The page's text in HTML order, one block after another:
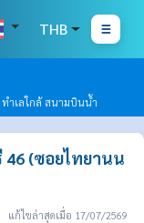
THB
ำเลใกล้ สนามบินน้ำ
46 (ซอยไทยานน
แก้ไขล่าสุดเมื่อ 17/07/2569